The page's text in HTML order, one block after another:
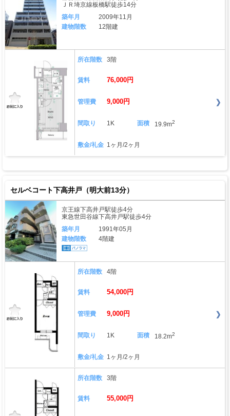
ＪＲ埼京線板橋駅徒歩14分
築年月
2009年11月
建物階数
12階建
所在階数 3階
賃料 76,000円
管理費 9,000円
間取り 1K 面積 19.9m2
敷金/礼金 1ヶ月/2ヶ月
セルベコート下高井戸（明大前13分）
京王線下高井戸駅徒歩4分
東急世田谷線下高井戸駅徒歩4分
築年月
1991年05月
建物階数
4階建
所在階数 4階
賃料 54,000円
管理費 9,000円
間取り 1K 面積 18.2m2
敷金/礼金 1ヶ月/2ヶ月
所在階数 3階
賃料 55,000円